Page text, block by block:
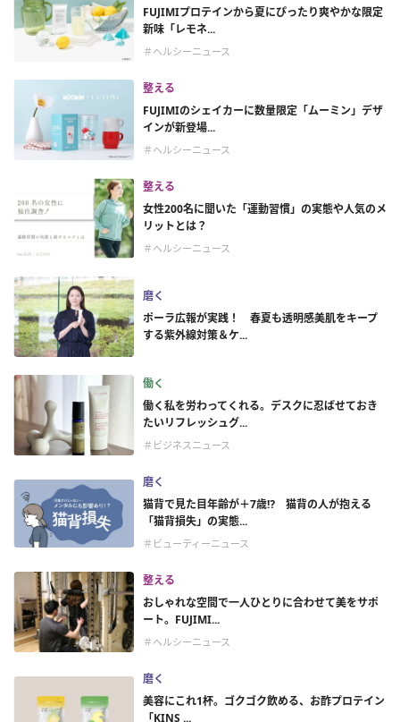
FUJIMIプロテインから夏にぴったり爽やかな限定
新味「レモネ...
＃ヘルシーニュース
整える
FUJIMIのシェイカーに数量限定「ムーミン」デザ
インが新登場...
＃ヘルシーニュース
整える
女性200名に聞いた「運動習慣」の実態や人気のメ
リットとは？
＃ヘルシーニュース
磨く
ポーラ広報が実践！ 春夏も透明感美肌をキープ
する紫外線対策＆ケ...
働く
働く私を労わってくれる。デスクに忍ばせておき
たいリフレッシュグ...
＃ビジネスニュース
磨く
猫背で見た目年齢が＋7歳⁉ 猫背の人が抱える
「猫背損失」の実態...
＃ビューティーニュース
整える
おしゃれな空間で一人ひとりに合わせて美をサポ
ート。FUJIMI...
＃ヘルシーニュース
磨く
美容にこれ1杯。ゴクゴク飲める、お酢プロテイン
「KINS ...